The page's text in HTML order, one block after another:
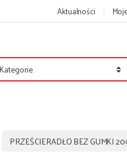
Aktualności
PRZEŚCIERADŁO BEZ GUMKI